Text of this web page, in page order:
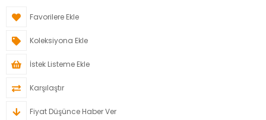
Favorilere Ekle
Koleksiyona Ekle
İstek Listeme Ekle
Karşılaştır
Fiyat Düşünce Haber Ver